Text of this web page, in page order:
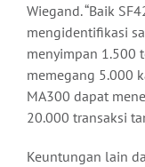
Wiegand. “Baik
mengidentifikasi
menyimpan 1.500
memegang 5.000
MA300 dapat
20.000 transaksi
Keuntungan lain